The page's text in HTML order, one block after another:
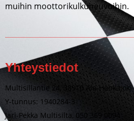
muihin moottorikulkuneuvoihin.
Yhteystiedot
Multisillantie 24, 38910 Ala-Honkajoki
Y-tunnus: 1940284-3
Jari-Pekka Multisilta, 050 369 0094